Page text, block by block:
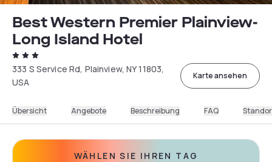
Best Western Premier Plainview-
Long Island Hotel
333 S Service Rd, Plainview, NY 11803,
USA
Karte ansehen
Übersicht Angebote Beschreibung FAQ
WÄHLEN SIE IHREN TAG